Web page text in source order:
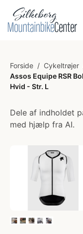
Forside / Cykeltrøjer
Assos Equipe RSR
Hvid - Str. L
Dele af indholdet
med hjælp fra AI.